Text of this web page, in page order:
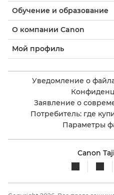
Обучение и образование
О компании Canon
Мой профиль
Уведомление о
Заявление о
Потребитель: где
Параметры
Canon